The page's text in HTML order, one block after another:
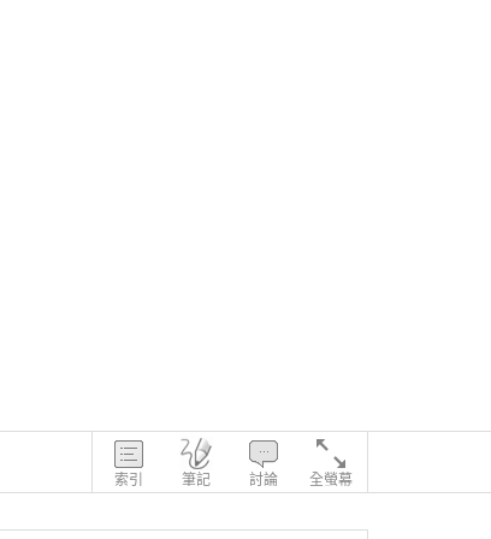
索引 筆記 討論 全螢幕